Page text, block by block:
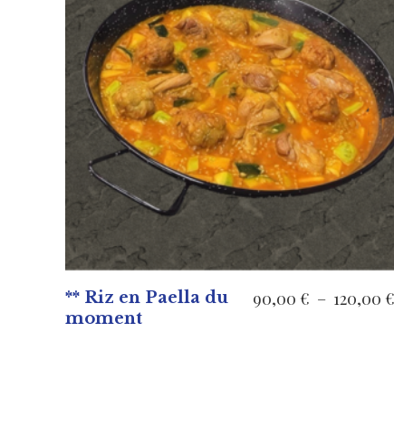
VOIR LES PRODUITS
** Riz en Paella du
moment
90,00 € – 120,00 €